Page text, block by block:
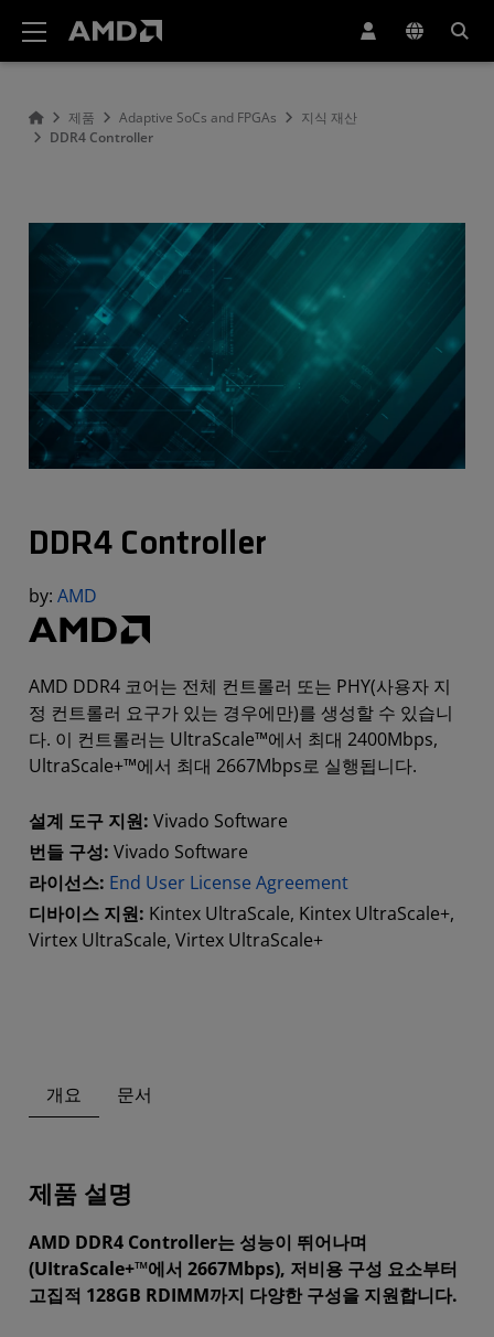
제품 Adaptive SoCs and FPGAs
지식 재산
DDR4 Controller
DDR4 Controller
by: AMD
AMD DDR4 코어는 전체 컨트롤러 또는 PHY(사용자 지
정 컨트롤러 요구가 있는 경우에만)를 생성할 수 있습니
다. 이 컨트롤러는 UltraScale™에서 최대 2400Mbps,
UltraScale+™에서 최대 2667Mbps로 실행됩니다.
설계 도구 지원: Vivado Software
번들 구성: Vivado Software
라이선스: End User License Agreement
디바이스 지원: Kintex UltraScale, Kintex UltraScale+,
Virtex UltraScale, Virtex UltraScale+
개요 문서
제품 설명
AMD DDR4 Controller는 성능이 뛰어나며
(UItraScale+™에서 2667Mbps), 저비용 구성 요소부터
고집적 128GB RDIMM까지 다양한 구성을 지원합니다.